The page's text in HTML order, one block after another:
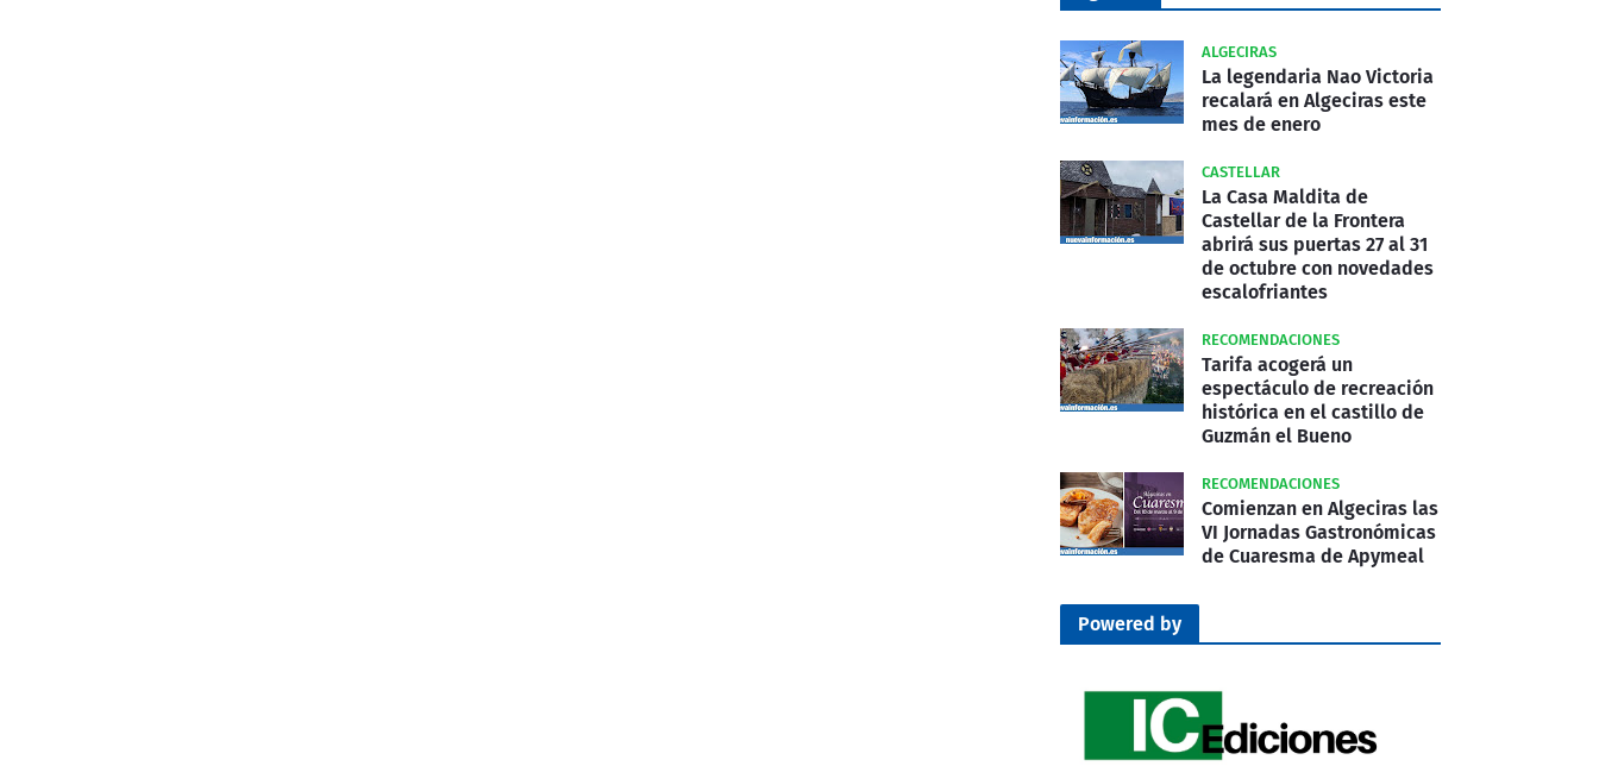
ALGECIRAS
La legendaria Nao Victoria
recalará en Algeciras este
mes de enero
CASTELLAR
La Casa Maldita de
Castellar de la Frontera
abrirá sus puertas 27 al 31
de octubre con novedades
escalofriantes
RECOMENDACIONES
Tarifa acogerá un
espectáculo de recreación
histórica en el castillo de
Guzmán el Bueno
RECOMENDACIONES
Comienzan en Algeciras las
VI Jornadas Gastronómicas
de Cuaresma de Apymeal
Powered by